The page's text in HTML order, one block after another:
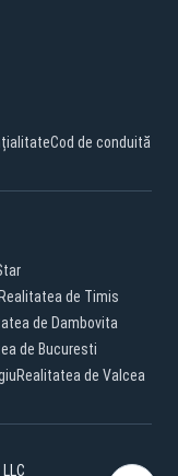
Cod de conduită
Realitatea de Timis
de Dambovita
de Bucuresti
Realitatea de Valcea